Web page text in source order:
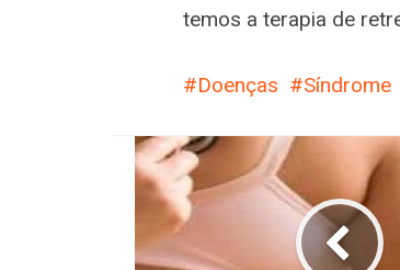
temos a terapia de
Doenças Síndrome